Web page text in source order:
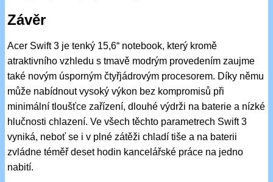
Závěr
Acer Swift 3 je tenký 15,6“ notebook, který kromě
atraktivního vzhledu s tmavě modrým provedením zaujme
také novým úsporným čtyřjádrovým procesorem. Díky němu
může nabídnout vysoký výkon bez kompromisů při
minimální tloušťce zařízení, dlouhé výdrži na baterie a nízké
hlučnosti chlazení. Ve všech těchto parametrech Swift 3
vyniká, neboť se i v plné zátěži chladí tiše a na baterii
zvládne téměř deset hodin kancelářské práce na jedno
nabití.